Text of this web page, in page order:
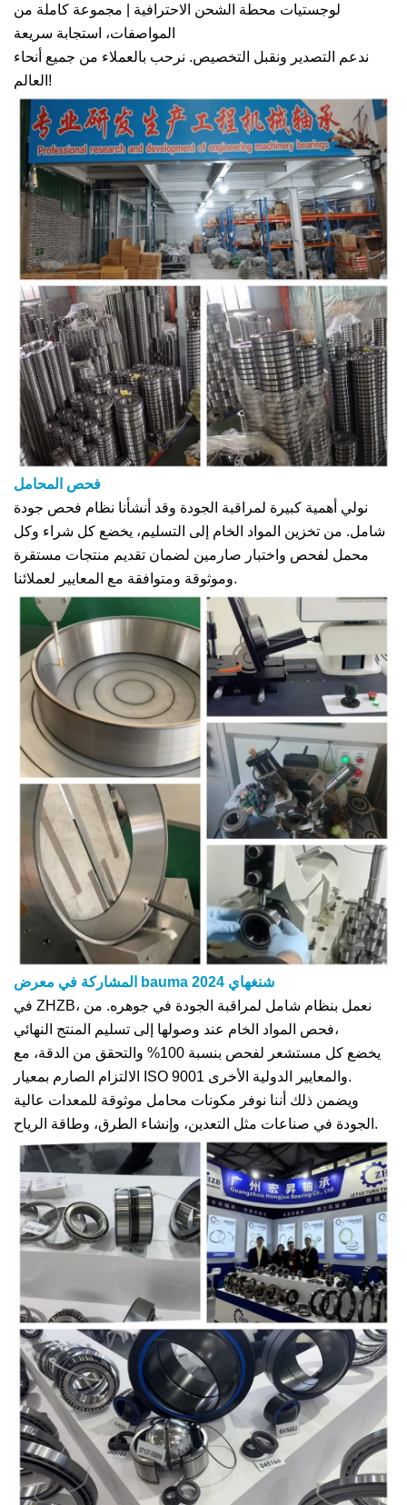
لوجستيات محطة الشحن الاحترافية | مجموعة كاملة من
المواصفات، استجابة سريعة
ندعم التصدير ونقبل التخصيص. نرحب بالعملاء من جميع أنحاء
العالم!
فحص المحامل
نولي أهمية كبيرة لمراقبة الجودة وقد أنشأنا نظام فحص جودة
شامل. من تخزين المواد الخام إلى التسليم، يخضع كل شراء وكل
محمل لفحص واختبار صارمين لضمان تقديم منتجات مستقرة
وموثوقة ومتوافقة مع المعايير لعملائنا.
المشاركة في معرض bauma شنغهاي 2024
في ZHZB، نعمل بنظام شامل لمراقبة الجودة في جوهره. من
فحص المواد الخام عند وصولها إلى تسليم المنتج النهائي،
يخضع كل مستشعر لفحص بنسبة 100% والتحقق من الدقة، مع
الالتزام الصارم بمعيار ISO 9001 والمعايير الدولية الأخرى.
ويضمن ذلك أننا نوفر مكونات محامل موثوقة للمعدات عالية
الجودة في صناعات مثل التعدين، وإنشاء الطرق، وطاقة الرياح.